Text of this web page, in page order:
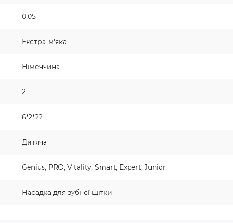
0,05
Екстра-м'яка
Німеччина
2
6*2*22
Дитяча
Genius, PRO, Vitality, Smart, Expert, Junior
Насадка для зубної щітки